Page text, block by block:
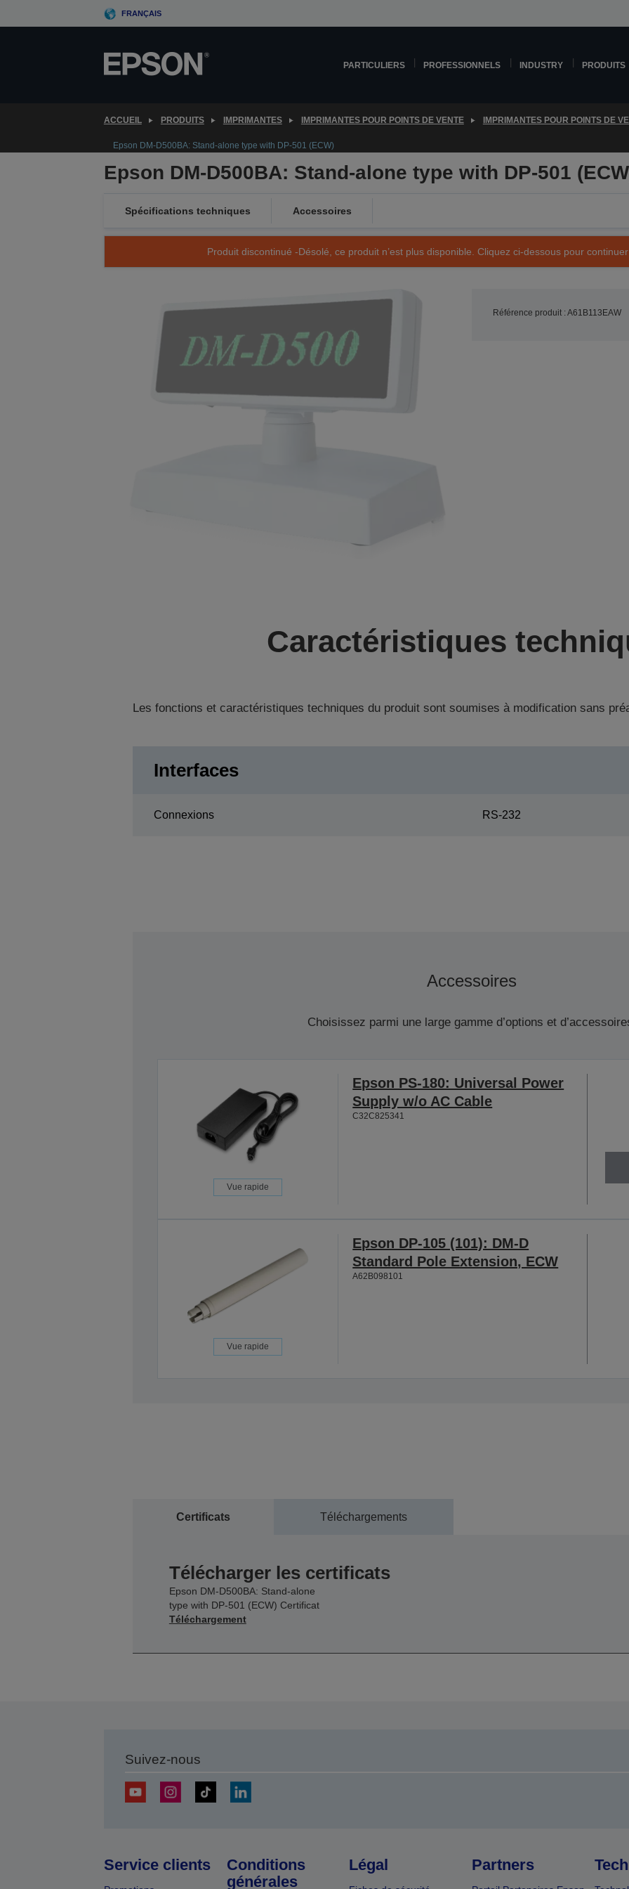
to
FRANÇAIS
PARTICULIERS PROFESSIONNELS INDUSTRY PRODUITS
ACCUEIL PRODUITS IMPRIMANTES IMPRIMANTES POUR POINTS DE VENTE IMPRIMANTES POUR POINTS DE
Epson DM-D500BA: Stand-alone type with DP-501 (ECW)
Epson DM-D500BA: Stand-alone type with DP-501
Spécifications techniques Accessoires
Produit discontinué -Désolé, ce produit n’est plus disponible. Cliquez ci-dessous pour
Référence produit : A61B113EAW
Caractéristiques
Les fonctions et caractéristiques techniques du produit sont soumises à modification sans
Interfaces
Connexions RS-232
Accessoires
Choisissez parmi une large gamme d’options et
Vue rapide
Epson PS-180: Universal Power
Supply w/o AC Cable
C32C825341
Vue rapide
Epson DP-105 (101): DM-D
Standard Pole Extension, ECW
A62B098101
Certificats Téléchargements
Télécharger les certificats
Epson DM-D500BA: Stand-alone
type with DP-501 (ECW) Certificat
Téléchargement
Suivez-nous
Service clients
Conditions
générales
Légal Partners